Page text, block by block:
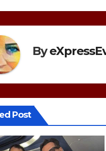
By
Post